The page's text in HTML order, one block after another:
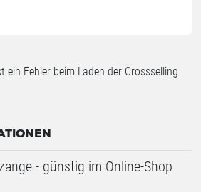
ein Fehler beim Laden der Crossselling
- günstig im Online-Shop